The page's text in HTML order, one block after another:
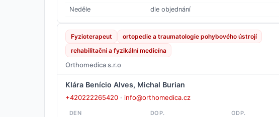
Neděle
dle objednání
Fyzioterapeut
ortopedie a traumatologie pohybového ústrojí
rehabilitační a fyzikální medicína
Orthomedica s.r.o
Klára Benício Alves, Michal Burian
+420222265420 · info@orthomedica.cz
DEN DOP. ODP.